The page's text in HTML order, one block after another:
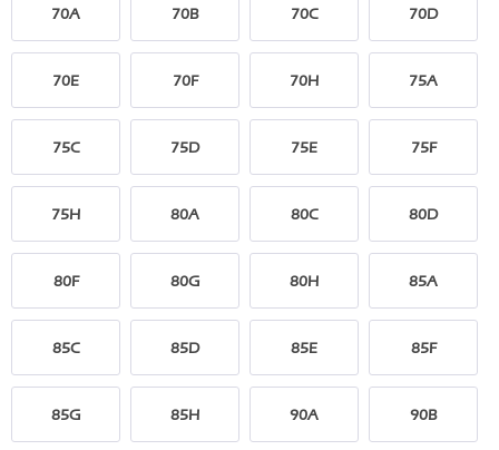
70A 70B 70C 70D
70E 70F 70H 75A
75C 75D 75E 75F
75H 80A 80C 80D
80F 80G 80H 85A
85C 85D 85E 85F
85G 85H 90A 90B